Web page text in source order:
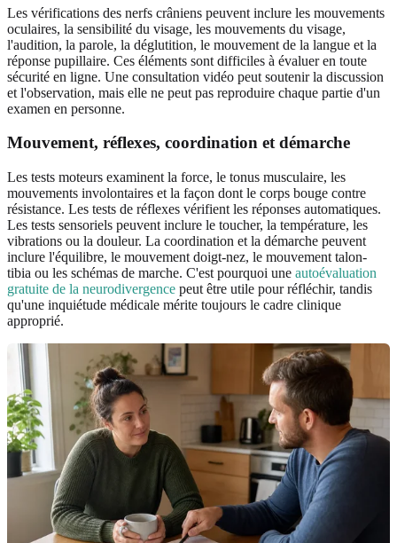
Les vérifications des nerfs crâniens peuvent inclure les mouvements
oculaires, la sensibilité du visage, les mouvements du visage,
l'audition, la parole, la déglutition, le mouvement de la langue et la
réponse pupillaire. Ces éléments sont difficiles à évaluer en toute
sécurité en ligne. Une consultation vidéo peut soutenir la discussion
et l'observation, mais elle ne peut pas reproduire chaque partie d'un
examen en personne.
Mouvement, réflexes, coordination et démarche
Les tests moteurs examinent la force, le tonus musculaire, les
mouvements involontaires et la façon dont le corps bouge contre
résistance. Les tests de réflexes vérifient les réponses automatiques.
Les tests sensoriels peuvent inclure le toucher, la température, les
vibrations ou la douleur. La coordination et la démarche peuvent
inclure l'équilibre, le mouvement doigt-nez, le mouvement talon-
tibia ou les schémas de marche. C'est pourquoi une autoévaluation
gratuite de la neurodivergence peut être utile pour réfléchir, tandis
qu'une inquiétude médicale mérite toujours le cadre clinique
approprié.